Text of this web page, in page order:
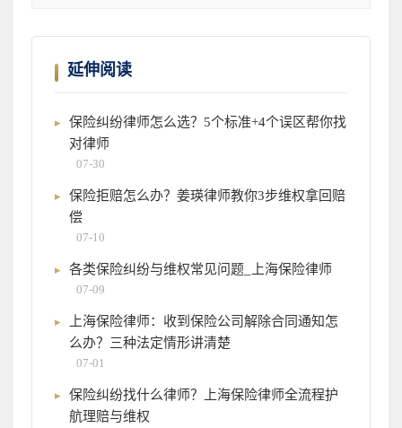
延伸阅读
保险纠纷律师怎么选？5个标准+4个误区帮你找
对律师
07-30
保险拒赔怎么办？姜瑛律师教你3步维权拿回赔
偿
07-10
各类保险纠纷与维权常见问题_上海保险律师
07-09
上海保险律师：收到保险公司解除合同通知怎
么办？三种法定情形讲清楚
07-01
保险纠纷找什么律师？上海保险律师全流程护
航理赔与维权